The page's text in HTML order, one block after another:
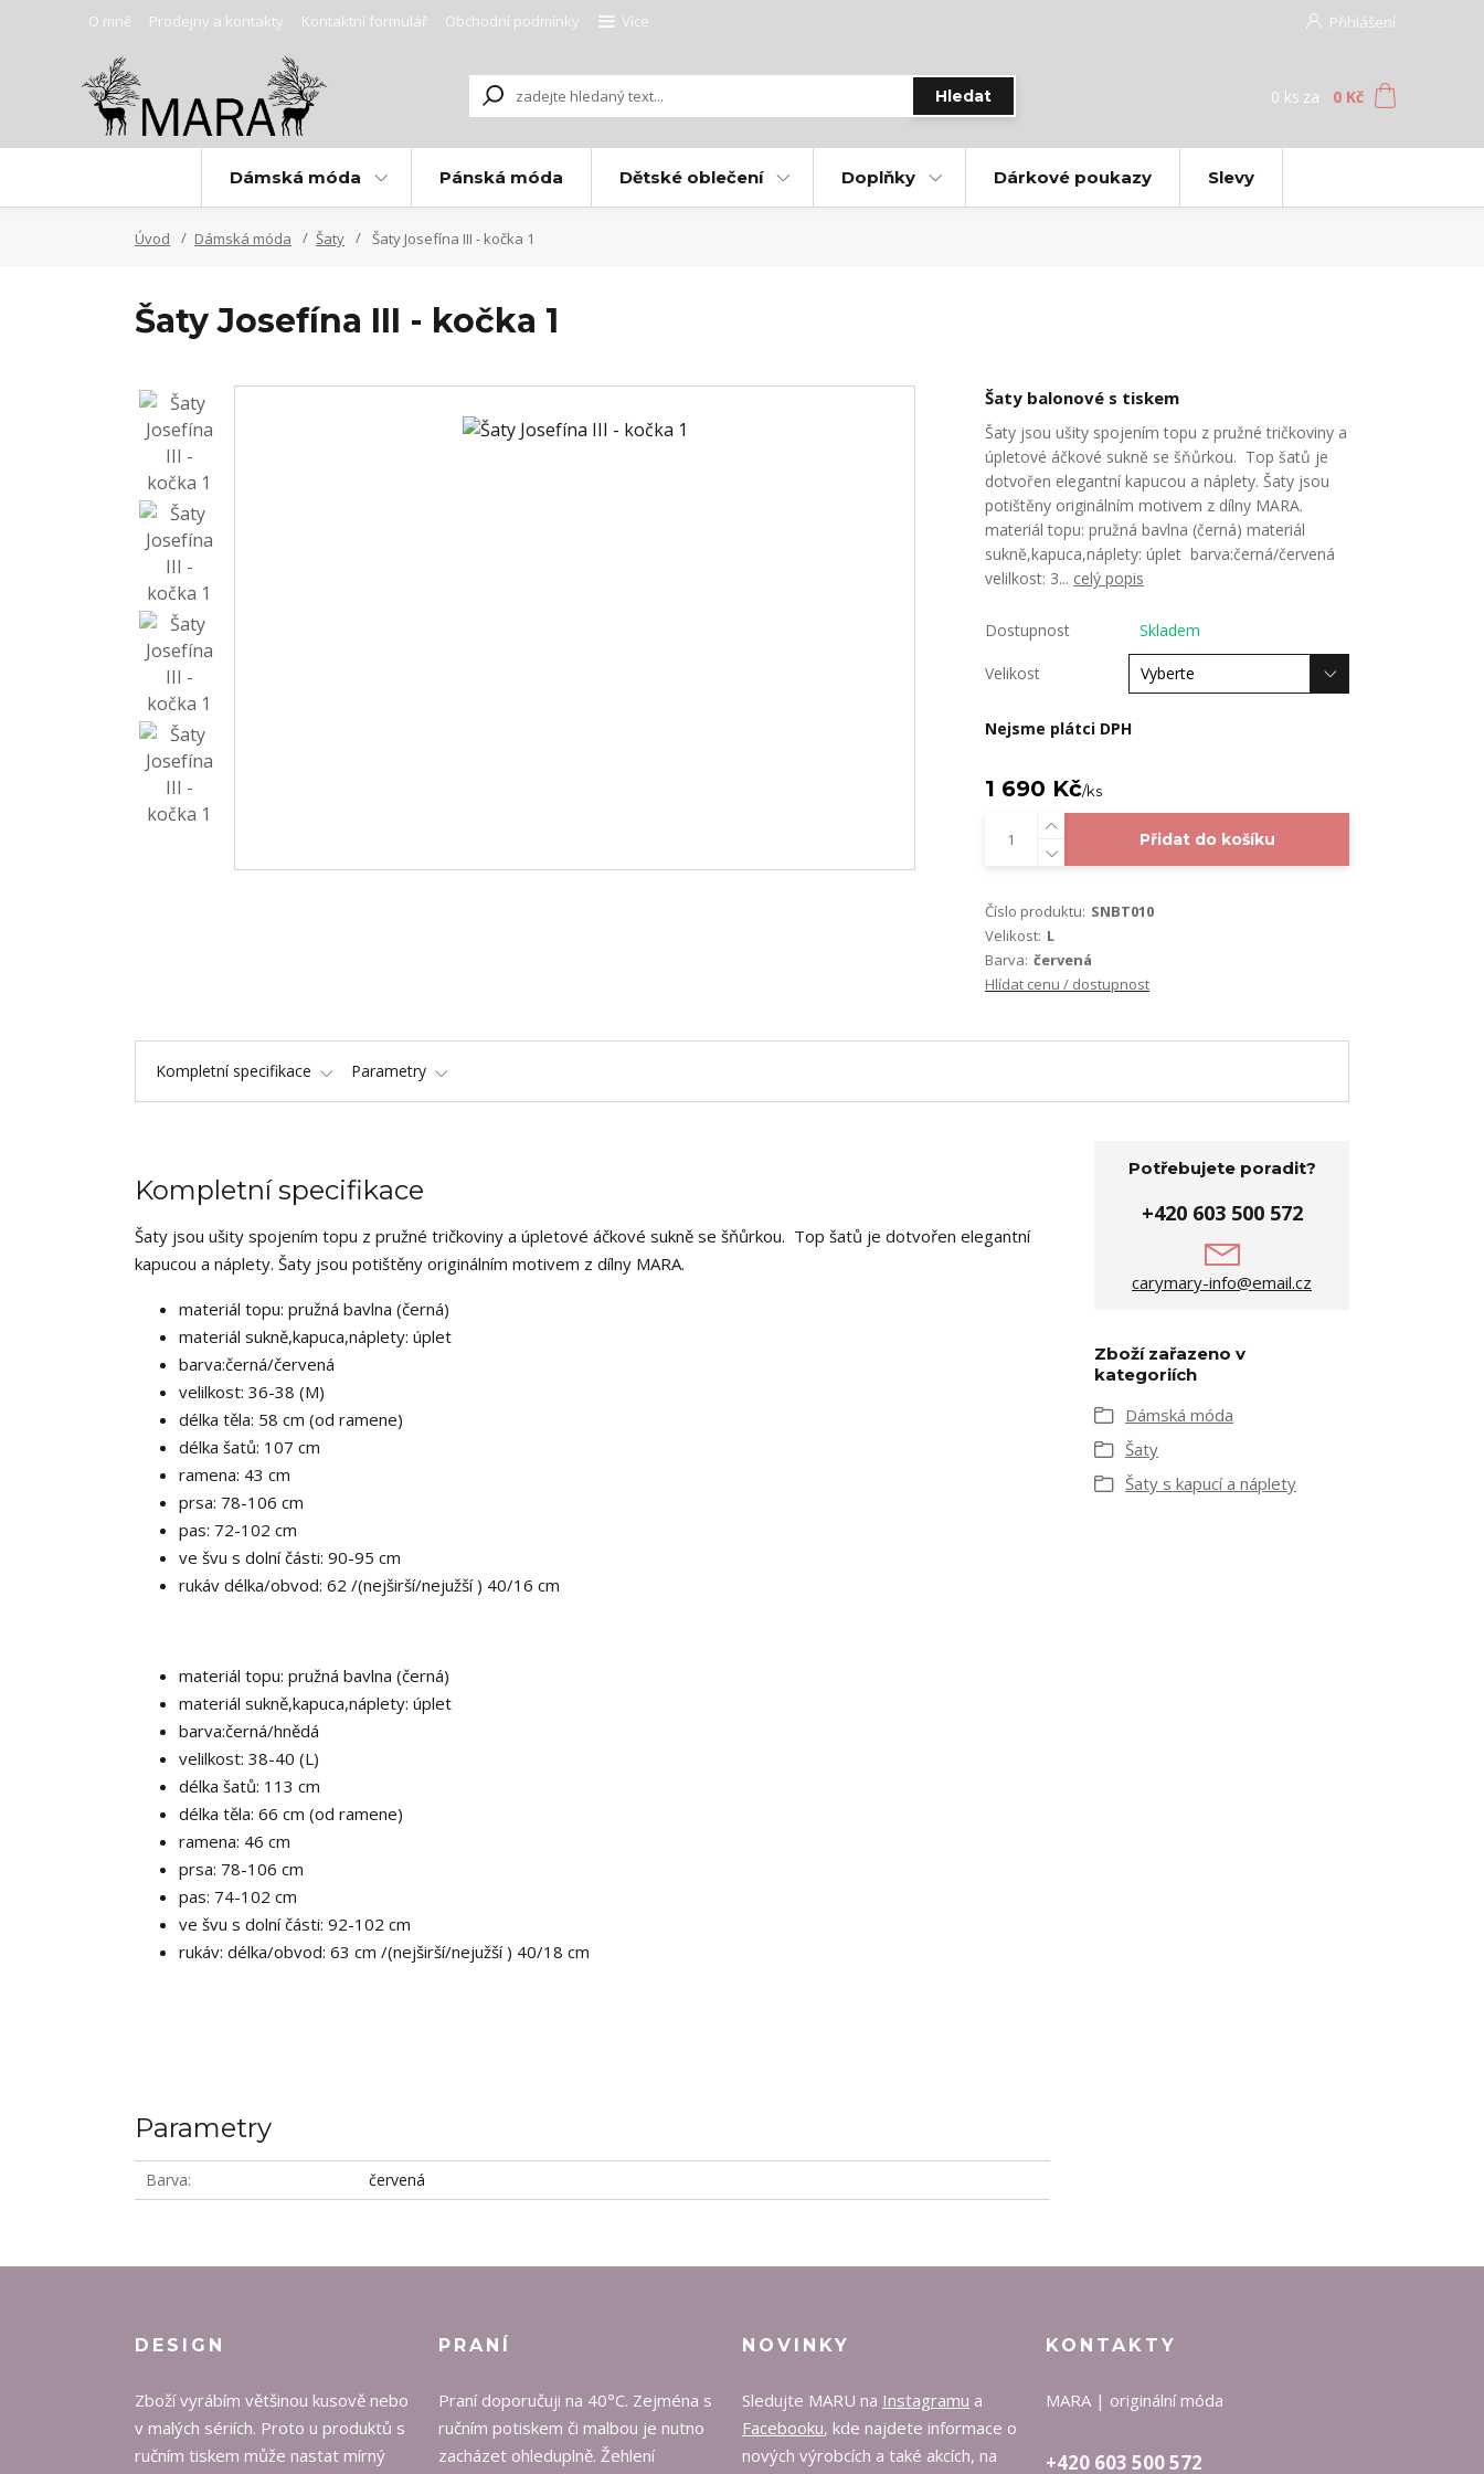
O mně Prodejny a kontakty Kontaktní formulář Obchodní podmínky Více Přihlášení
Hledat 0 ks za 0 Kč
Dámská móda Pánská móda Dětské oblečení Doplňky Dárkové poukazy Slevy
Úvod Dámská móda Šaty Šaty Josefína III - kočka 1
Šaty Josefína III - kočka 1
Šaty balonové s tiskem
Šaty jsou ušity spojením topu z pružné tričkoviny a
úpletové áčkové sukně se šňůrkou. Top šatů je
dotvořen elegantní kapucou a náplety. Šaty jsou
potištěny originálním motivem z dílny MARA.
materiál topu: pružná bavlna (černá) materiál
sukně,kapuca,náplety: úplet barva:černá/červená
velilkost: 3... celý popis
Dostupnost Skladem
Velikost
Nejsme plátci DPH
1 690 Kč/ks
Přidat do košíku
Číslo produktu: SNBT010
Velikost: L
Barva: červená
Hlídat cenu / dostupnost
Kompletní specifikace Parametry
Kompletní specifikace
Šaty jsou ušity spojením topu z pružné tričkoviny a úpletové áčkové sukně se šňůrkou. Top šatů je dotvořen elegantní
kapucou a náplety. Šaty jsou potištěny originálním motivem z dílny MARA.
materiál topu: pružná bavlna (černá)
materiál sukně,kapuca,náplety: úplet
barva:černá/červená
velilkost: 36-38 (M)
délka těla: 58 cm (od ramene)
délka šatů: 107 cm
ramena: 43 cm
prsa: 78-106 cm
pas: 72-102 cm
ve švu s dolní části: 90-95 cm
rukáv délka/obvod: 62 /(nejširší/nejužší ) 40/16 cm
materiál topu: pružná bavlna (černá)
materiál sukně,kapuca,náplety: úplet
barva:černá/hnědá
velilkost: 38-40 (L)
délka šatů: 113 cm
délka těla: 66 cm (od ramene)
ramena: 46 cm
prsa: 78-106 cm
pas: 74-102 cm
ve švu s dolní části: 92-102 cm
rukáv: délka/obvod: 63 cm /(nejširší/nejužší ) 40/18 cm
Parametry
Barva červená
Potřebujete poradit?
+420 603 500 572
carymary-info@email.cz
Zboží zařazeno v
kategoriích
Dámská móda
Šaty
Šaty s kapucí a náplety
DESIGN
Zboží vyrábím většinou kusově nebo
v malých sériích. Proto u produktů s
ručním tiskem může nastat mírný
PRANÍ
Praní doporučuji na 40°C. Zejména s
ručním potiskem či malbou je nutno
zacházet ohleduplně. Žehlení
NOVINKY
Sledujte MARU na Instagramu a
Facebooku, kde najdete informace o
nových výrobcích a také akcích, na
KONTAKTY
MARA | originální móda
+420 603 500 572